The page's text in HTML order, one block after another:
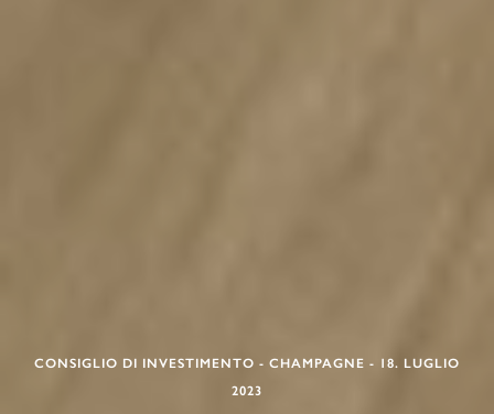
CONSIGLIO DI INVESTIMENTO - CHAMPAGNE - 18. LUGLIO
2023